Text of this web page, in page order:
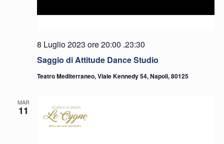
Saggio di Attitude Dance Studio
8 Luglio 2023 ore 20:00 .23:30
Teatro Mediterraneo, Viale Kennedy 54, Napoli, 80125
MAR
11